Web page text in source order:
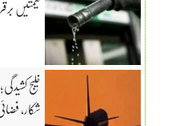
قیمتیں
خلیج
شکار، فضائی